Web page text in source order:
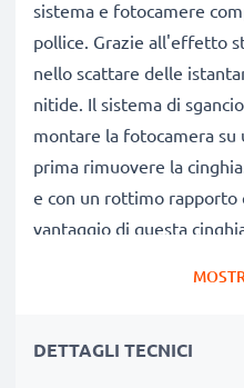
sistema e fotocamere
pollice. Grazie all'effetto
nello scattare delle
nitide. Il sistema di
montare la fotocamera
prima rimuovere la
e con un rottimo rapporto
vantaggio di questa
Benefici:
DETTAGLI TECNICI